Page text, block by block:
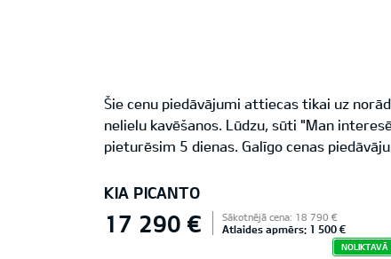
Šie cenu piedāvājumi attiecas tikai uz
nelielu kavēšanos. Lūdzu, sūti "Man
pieturēsim 5 dienas. Galīgo cenas
KIA PICANTO
17 290 € Sākotnējā cena: 18 790 €
Atlaides apmērs: 1 500 €
NOLIKTAVĀ